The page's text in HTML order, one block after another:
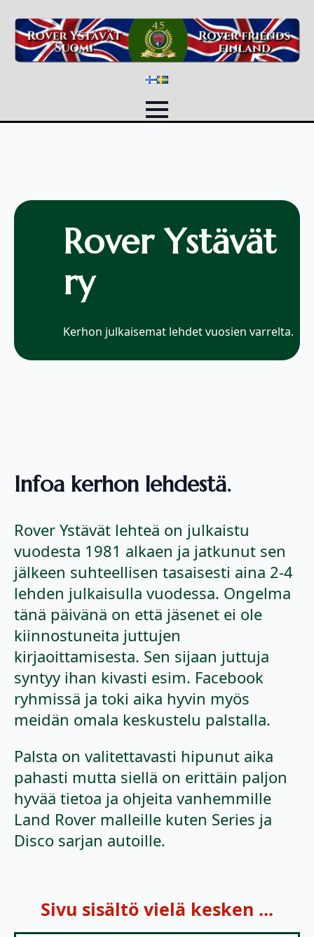
Rover Ystävät
ry
Kerhon julkaisemat lehdet vuosien varrelta.
Infoa kerhon lehdestä.
Rover Ystävät lehteä on julkaistu
vuodesta 1981 alkaen ja jatkunut sen
jälkeen suhteellisen tasaisesti aina 2-4
lehden julkaisulla vuodessa. Ongelma
tänä päivänä on että jäsenet ei ole
kiinnostuneita juttujen
kirjaoittamisesta. Sen sijaan juttuja
syntyy ihan kivasti esim. Facebook
ryhmissä ja toki aika hyvin myös
meidän omala keskustelu palstalla.
Palsta on valitettavasti hipunut aika
pahasti mutta siellä on erittäin paljon
hyvää tietoa ja ohjeita vanhemmille
Land Rover malleille kuten Series ja
Disco sarjan autoille.
Sivu sisältö vielä kesken ...